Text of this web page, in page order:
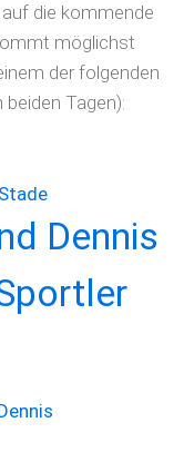
die kommende
möglichst
der folgenden
Tagen):
Dennis